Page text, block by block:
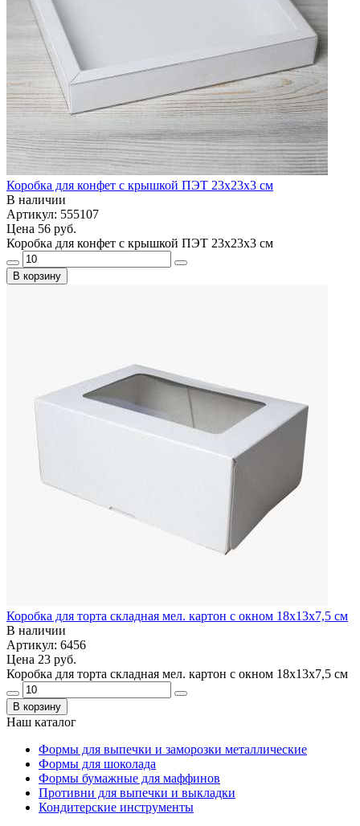
Коробка для конфет с крышкой ПЭТ 23х23х3 см
В наличии
Артикул: 555107
Цена 56 руб.
Коробка для конфет с крышкой ПЭТ 23х23х3 см
В корзину
Коробка для торта складная мел. картон с окном 18х13х7,5 см
В наличии
Артикул: 6456
Цена 23 руб.
Коробка для торта складная мел. картон с окном 18х13х7,5 см
В корзину
Наш каталог
Формы для выпечки и заморозки металлические
Формы для шоколада
Формы бумажные для маффинов
Противни для выпечки и выкладки
Кондитерские инструменты